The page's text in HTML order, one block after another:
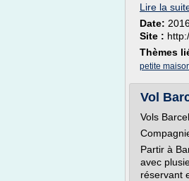
Lire la
Date:
Site :
Thèmes
petite
Vol
Vols
Partir à
avec
réservant